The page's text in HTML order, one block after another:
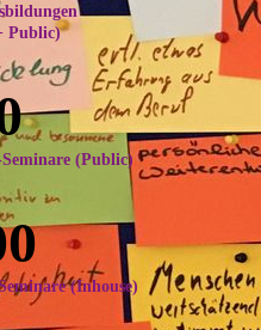
Ausbildungen
Public)
(Public)
(Inhouse)